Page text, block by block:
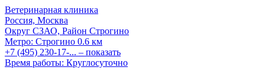
Ветеринарная клиника
Россия, Москва
Округ СЗАО, Район Строгино
Метро: Строгино 0.6 км
+7 (495) 230-17-... – показать
Время работы: Круглосуточно